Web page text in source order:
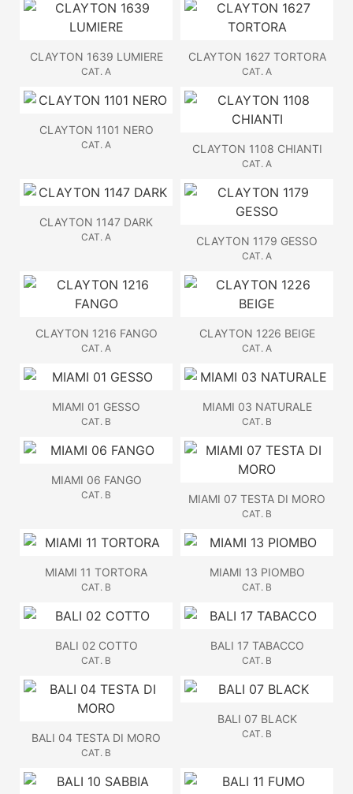
CLAYTON 1639 LUMIERE
CAT. A
CLAYTON 1627 TORTORA
CAT. A
CLAYTON 1101 NERO
CAT. A CLAYTON 1108 CHIANTI
CAT. A
CLAYTON 1147 DARK
CAT. A CLAYTON 1179 GESSO
CAT. A
CLAYTON 1216 FANGO
CAT. A
CLAYTON 1226 BEIGE
CAT. A
MIAMI 01 GESSO
CAT. B
MIAMI 03 NATURALE
CAT. B
MIAMI 06 FANGO
CAT. B MIAMI 07 TESTA DI MORO
CAT. B
MIAMI 11 TORTORA
CAT. B
MIAMI 13 PIOMBO
CAT. B
BALI 02 COTTO
CAT. B
BALI 17 TABACCO
CAT. B
BALI 04 TESTA DI MORO
CAT. B
BALI 07 BLACK
CAT. B